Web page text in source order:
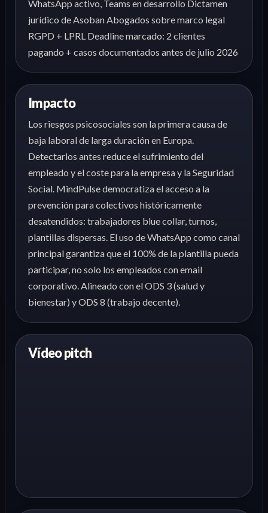
WhatsApp activo, Teams en desarrollo Dictamen
jurídico de Asoban Abogados sobre marco legal
RGPD + LPRL Deadline marcado: 2 clientes
pagando + casos documentados antes de julio 2026
Impacto
Los riesgos psicosociales son la primera causa de
baja laboral de larga duración en Europa.
Detectarlos antes reduce el sufrimiento del
empleado y el coste para la empresa y la Seguridad
Social. MindPulse democratiza el acceso a la
prevención para colectivos históricamente
desatendidos: trabajadores blue collar, turnos,
plantillas dispersas. El uso de WhatsApp como canal
principal garantiza que el 100% de la plantilla pueda
participar, no solo los empleados con email
corporativo. Alineado con el ODS 3 (salud y
bienestar) y ODS 8 (trabajo decente).
Vídeo pitch